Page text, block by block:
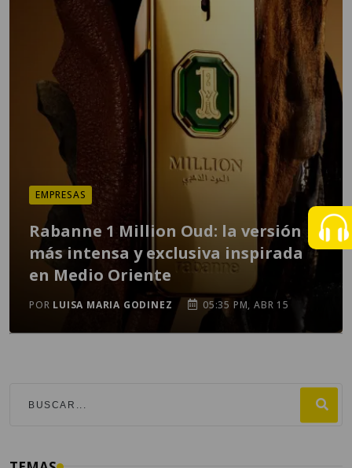
EMPRESAS
Rabanne 1 Million Oud: la versión
más intensa y exclusiva inspirada
en Medio Oriente
POR LUISA MARIA GODINEZ 05:35 PM, ABR 15